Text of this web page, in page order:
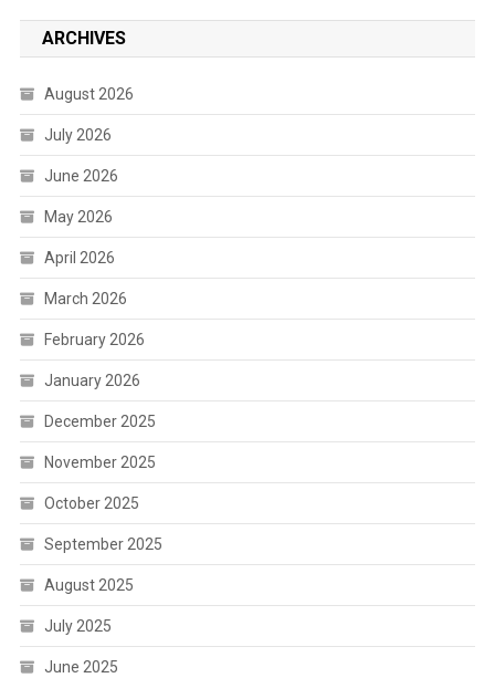
ARCHIVES
August 2026
July 2026
June 2026
May 2026
April 2026
March 2026
February 2026
January 2026
December 2025
November 2025
October 2025
September 2025
August 2025
July 2025
June 2025